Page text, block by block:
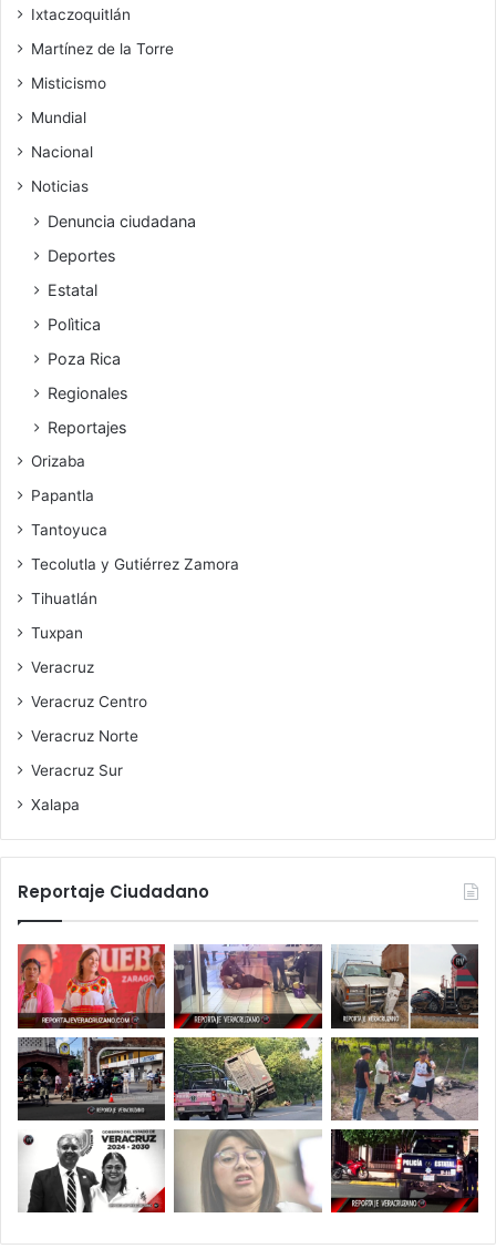
Ixtaczoquitlán
Martínez de la Torre
Misticismo
Mundial
Nacional
Noticias
Denuncia ciudadana
Deportes
Estatal
Polìtica
Poza Rica
Regionales
Reportajes
Orizaba
Papantla
Tantoyuca
Tecolutla y Gutiérrez Zamora
Tihuatlán
Tuxpan
Veracruz
Veracruz Centro
Veracruz Norte
Veracruz Sur
Xalapa
Reportaje Ciudadano